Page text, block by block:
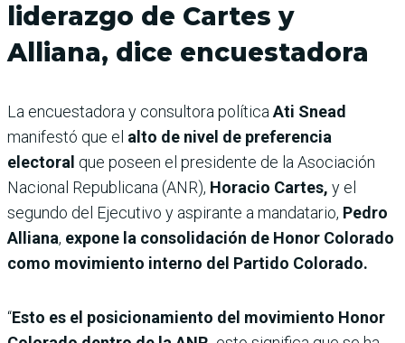
liderazgo de Cartes y
Alliana, dice encuestadora
La encuestadora y consultora políticaAti Snead
manifestó que el alto de nivel de preferencia
electoral que poseen el presidente de la Asociación
Nacional Republicana (ANR), Horacio Cartes, y el
segundo del Ejecutivo y aspirante a mandatario, Pedro
Alliana, expone la consolidación de Honor Colorado
como movimiento interno del Partido Colorado.
“Esto es el posicionamiento del movimiento Honor